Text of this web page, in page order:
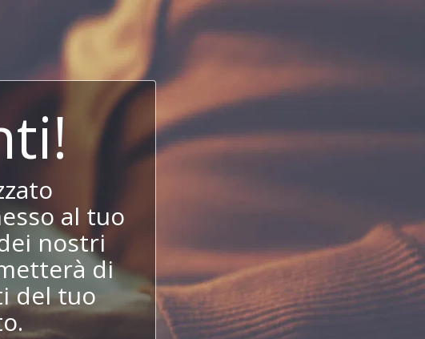
al tuo
nostri
di
del tuo